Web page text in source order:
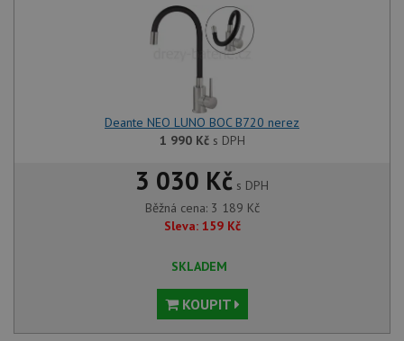
Deante NEO LUNO BOC B720 nerez
1 990 Kčs DPH
3 030 Kč s DPH
Běžná cena: 3 189 Kč
Sleva: 159 Kč
SKLADEM
KOUPIT